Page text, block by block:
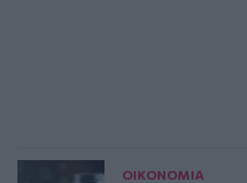
ΟΙΚΟΝΟΜΙΑ